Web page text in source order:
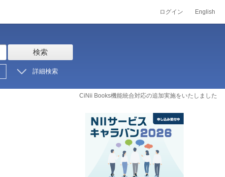
ログイン English
検索
詳細検索
CiNii Books機能統合対応の追加実施をいたしました